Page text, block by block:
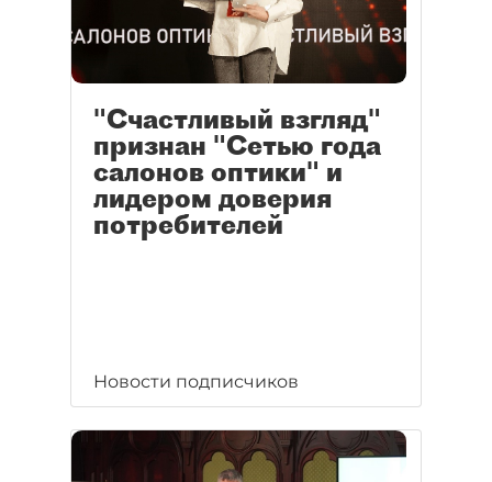
"Счастливый взгляд"
признан "Сетью года
салонов оптики" и
лидером доверия
потребителей
Новости подписчиков